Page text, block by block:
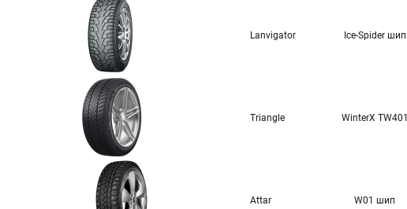
Lanvigator Ice-Spider шип
Triangle WinterX TW401
Attar W01 шип